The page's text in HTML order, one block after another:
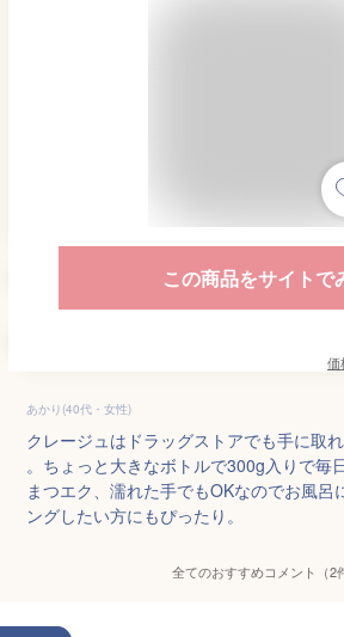
この商品をサイトで
価
あかり(40代・女性)
クレージュはドラッグストアでも手に取
。ちょっと大きなボトルで300g入りで毎
まつエク、濡れた手でもOKなのでお風呂
ングしたい方にもぴったり。
全てのおすすめコメント（2